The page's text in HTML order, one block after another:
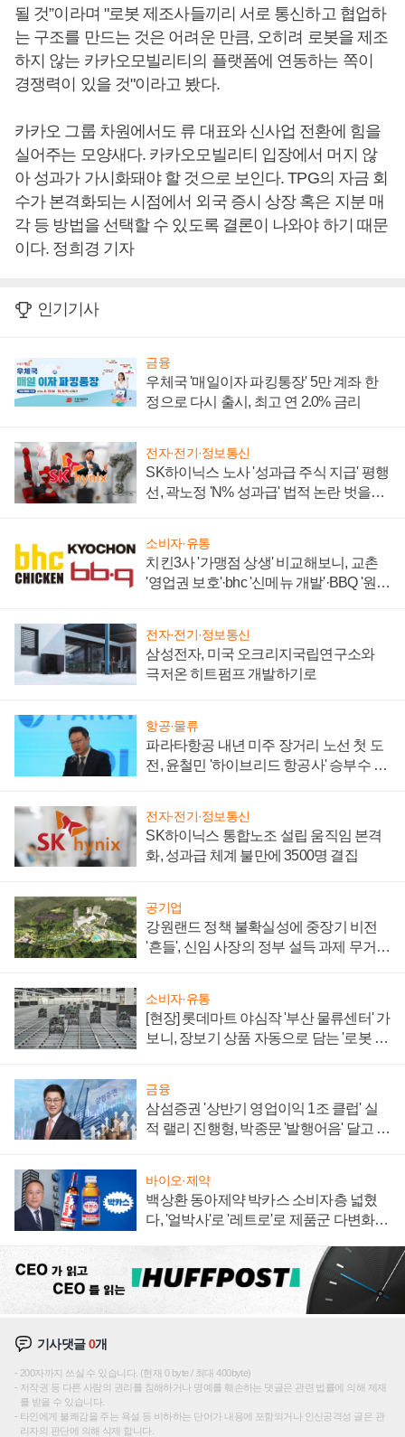
될 것”이라며 "로봇 제조사들끼리 서로 통신하고 협업하
는 구조를 만드는 것은 어려운 만큼, 오히려 로봇을 제조
하지 않는 카카오모빌리티의 플랫폼에 연동하는 쪽이
경쟁력이 있을 것"이라고 봤다.
카카오 그룹 차원에서도 류 대표와 신사업 전환에 힘을
실어주는 모양새다. 카카오모빌리티 입장에서 머지 않
아 성과가 가시화돼야 할 것으로 보인다. TPG의 자금 회
수가 본격화되는 시점에서 외국 증시 상장 혹은 지분 매
각 등 방법을 선택할 수 있도록 결론이 나와야 하기 때문
이다. 정희경 기자
인기기사
금융
우체국 '매일이자 파킹통장' 5만 계좌 한
정으로 다시 출시, 최고 연 2.0% 금리
전자·전기·정보통신
SK하이닉스 노사 '성과급 주식 지급' 평행
선, 곽노정 'N% 성과급' 법적 논란 벗을지
소비자·유통
치킨3사 '가맹점 상생' 비교해보니, 교촌
'영업권 보호'·bhc '신메뉴 개발'·BBQ '원가
전자·전기·정보통신
삼성전자, 미국 오크리지국립연구소와
극저온 히트펌프 개발하기로
항공·물류
파라타항공 내년 미주 장거리 노선 첫 도
전, 윤철민 '하이브리드 항공사' 승부수 통
전자·전기·정보통신
SK하이닉스 통합노조 설립 움직임 본격
화, 성과급 체계 불만에 3500명 결집
공기업
강원랜드 정책 불확실성에 중장기 비전
'흔들', 신임 사장의 정부 설득 과제 무거워
소비자·유통
[현장] 롯데마트 야심작 '부산 물류센터' 가
보니, 장보기 상품 자동으로 담는 '로봇 40
금융
삼섬증권 '상반기 영업이익 1조 클럽' 실
적 랠리 진행형, 박종문 '발행어음' 달고 연
바이오·제약
백상환 동아제약 박카스 소비자층 넓혔
다, '얼박사'로 '레트로'로 제품군 다변화
기사댓글0개
200자까지 쓰실 수 있습니다. (현재 0 byte / 최대 400byte)
저작권 등 다른 사람의 권리를 침해하거나 명예를 훼손하는 댓글은 관련 법률에 의해 제재
를 받을 수 있습니다.
타인에게 불쾌감을 주는 욕설 등 비하하는 단어가 내용에 포함되거나 인신공격성 글은 관
리자의 판단에 의해 삭제 합니다.